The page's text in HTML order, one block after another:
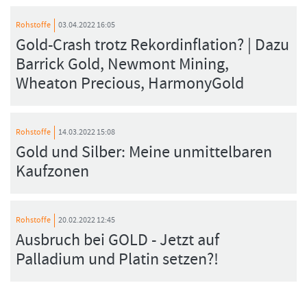
Rohstoffe 03.04.2022 16:05
Gold-Crash trotz Rekordinflation? | Dazu
Barrick Gold, Newmont Mining,
Wheaton Precious, HarmonyGold
Rohstoffe 14.03.2022 15:08
Gold und Silber: Meine unmittelbaren
Kaufzonen
Rohstoffe 20.02.2022 12:45
Ausbruch bei GOLD - Jetzt auf
Palladium und Platin setzen?!
FORMATIONSTRADER WERDEN